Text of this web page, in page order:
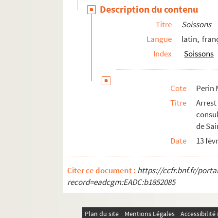
Perin Mss 04865 GF. Procès-verbal
Perin Mss 04866. Lettre de M. le
Perin Mss 04870. Le Festin
Perin Mss 04871. Discussion à
Perin Mss 04880. Lettre de M.
Perin Mss 04885. Mission donnée à
Perin Mss 04886. Dénonciation de la
Perin Mss 04887. Lettre du ministre
Perin Mss 04891. Procession de la
Perin Mss 04908. Proclamation des
Perin Mss 04909. Liste, d'après un
Perin Mss 04913. Arrêté du directoire
Description du contenu
Titre
Soissons
Langue
latin,
Index
Soissons
Cote
Perin
Titre
de
Date
13
Citer ce document : https://ccfr.bnf.fr/
record=eadcgm:EADC:b1852085
Plan du site Mentions Légales